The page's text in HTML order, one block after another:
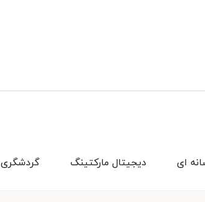
گردشگری دیجیتال مارکتینگ ای